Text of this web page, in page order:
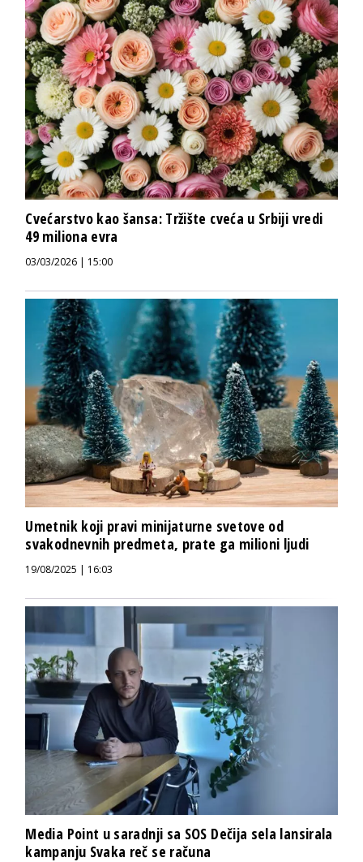
Cvećarstvo kao šansa: Tržište cveća u Srbiji vredi
49 miliona evra
03/03/2026 | 15:00
Umetnik koji pravi minijaturne svetove od
svakodnevnih predmeta, prate ga milioni ljudi
19/08/2025 | 16:03
Media Point u saradnji sa SOS Dečija sela lansirala
kampanju Svaka reč se računa